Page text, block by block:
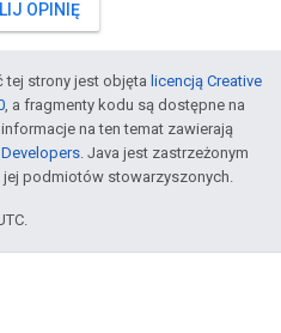
OPINIĘ
tej strony jest objęta licencją Creative
, a fragmenty kodu są dostępne na
na ten temat zawierają
. Java jest zastrzeżonym
jej podmiotów stowarzyszonych.